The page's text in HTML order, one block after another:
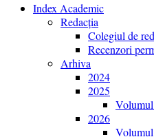
Index Academic
Redacția
Colegiul de
Recenzori
Arhiva
2024
2025
2026